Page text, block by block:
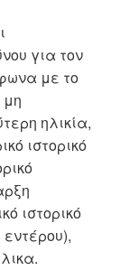
για τον
με το
μη
ηλικία,
ιστορικό
ιστορικό